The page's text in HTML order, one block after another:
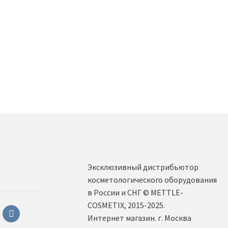
vkontakte
Эксклюзивный дистрибьютор
косметологического оборудования
в России и СНГ ©️ METTLE-
COSMETIX, 2015-2025.
Интернет магазин. г. Москва